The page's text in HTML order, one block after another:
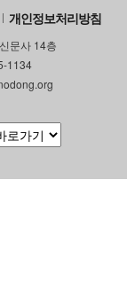
개인정보처리방침
문사 14층
1134